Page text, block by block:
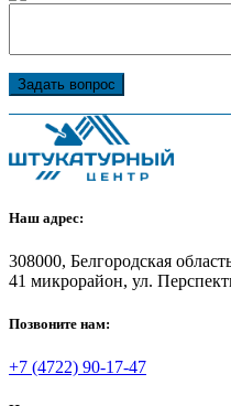
Задать вопрос
Наш адрес:
308000, Белгородская
41 микрорайон, ул.
Позвоните нам:
+7 (4722) 90-17-47